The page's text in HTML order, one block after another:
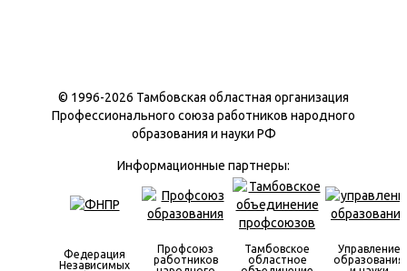
© 1996-2026 Тамбовская областная организация
Профессионального союза работников народного
образования и науки РФ
Информационные партнеры:
Федерация
Независимых
Профсоюз
работников
Тамбовское
областное
Управление
образования